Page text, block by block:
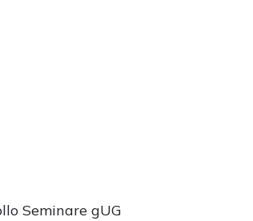
Seminare gUG